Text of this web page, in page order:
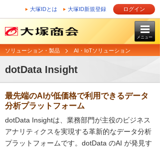
大塚IDとは 大塚ID新規登録 ログイン
メニュー
ソリューション・製品 AI・IoTソリューション
dotData Insight
最先端のAIが低価格で利用できるデータ
分析プラットフォーム
dotData Insightは、業務部門が主役のビジネス
アナリティクスを実現する革新的なデータ分析
プラットフォームです。dotData のAI が発見す